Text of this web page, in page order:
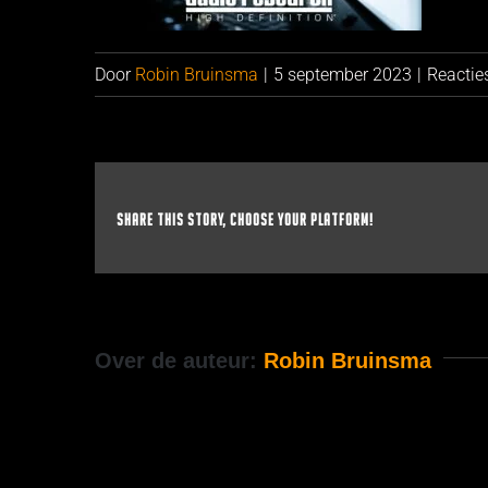
Door Robin Bruinsma 5 september 2023
Share This Story, Choose Your Platform!
Over de auteur: Robin Bruinsma